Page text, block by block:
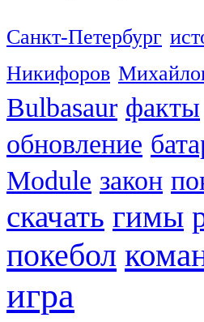
Санкт-Петербург
Никифоров
Bulbasaur факты
обновление
Module закон
скачать гимы
покебол
игра